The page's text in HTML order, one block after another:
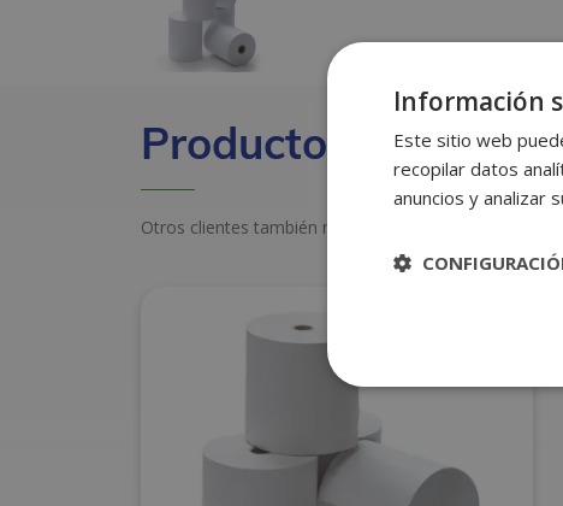
Productos
Otros clientes también miraron estos productos
Información
Este sitio web
recopilar datos
anuncios y analizar